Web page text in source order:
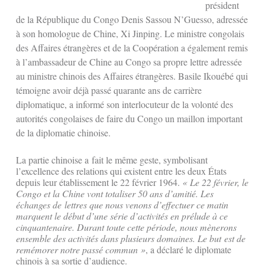
président
de la République du Congo Denis Sassou N’Guesso, adressée
à son homologue de Chine, Xi Jinping. Le ministre congolais
des Affaires étrangères et de la Coopération a également remis
à l’ambassadeur de Chine au Congo sa propre lettre adressée
au ministre chinois des Affaires étrangères. Basile Ikouébé qui
témoigne avoir déjà passé quarante ans de carrière
diplomatique, a informé son interlocuteur de la volonté des
autorités congolaises de faire du Congo un maillon important
de la diplomatie chinoise.
La partie chinoise a fait le même geste, symbolisant
l’excellence des relations qui existent entre les deux États
depuis leur établissement le 22 février 1964. « Le 22 février, le
Congo et la Chine vont totaliser 50 ans d’amitié. Les
échanges de lettres que nous venons d’effectuer ce matin
marquent le début d’une série d’activités en prélude à ce
cinquantenaire. Durant toute cette période, nous mènerons
ensemble des activités dans plusieurs domaines. Le but est de
remémorer notre passé commun », a déclaré le diplomate
chinois à sa sortie d’audience.